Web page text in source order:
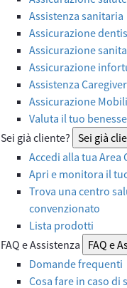
Assistenza sanitaria
Assicurazione
Assicurazione
Assicurazione
Assistenza Caregiver
Assicurazione
Valuta il tuo
Sei già cliente? Sei già
Accedi alla tua Area
Apri e monitora il
Trova una centro
convenzionato
Lista prodotti
FAQ e Assistenza
FAQ e
Domande frequenti
Cosa fare in caso di